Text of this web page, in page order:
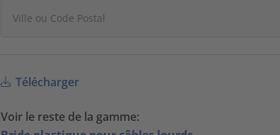
Télécharger
Voir le reste de la gamme: